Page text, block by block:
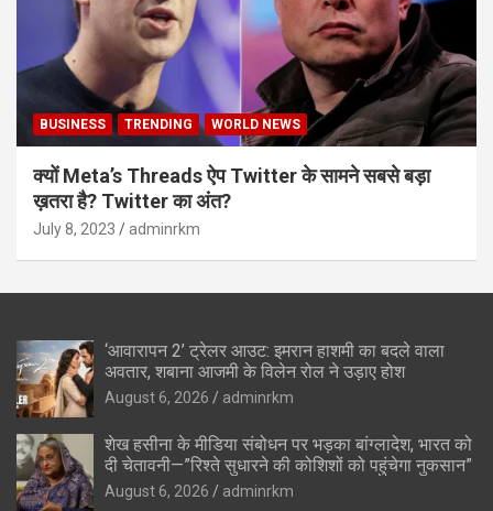
BUSINESS TRENDING WORLD NEWS
क्यों Meta’s Threads ऐप Twitter के सामने सबसे बड़ा
ख़तरा है? Twitter का अंत?
July 8, 2023 adminrkm
‘आवारापन 2’ ट्रेलर आउट: इमरान हाशमी का बदले वाला
अवतार, शबाना आजमी के विलेन रोल ने उड़ाए होश
August 6, 2026 adminrkm
शेख हसीना के मीडिया संबोधन पर भड़का बांग्लादेश, भारत को
दी चेतावनी—”रिश्ते सुधारने की कोशिशों को पहुंचेगा नुकसान”
August 6, 2026 adminrkm